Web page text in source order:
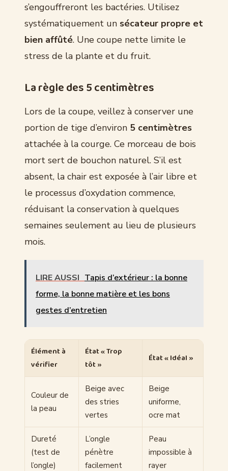
s’engouffreront les bactéries. Utilisez
systématiquement un sécateur propre et
bien affûté. Une coupe nette limite le
stress de la plante et du fruit.
La règle des 5 centimètres
Lors de la coupe, veillez à conserver une
portion de tige d’environ 5 centimètres
attachée à la courge. Ce morceau de bois
mort sert de bouchon naturel. S’il est
absent, la chair est exposée à l’air libre et
le processus d’oxydation commence,
réduisant la conservation à quelques
semaines seulement au lieu de plusieurs
mois.
LIRE AUSSI Tapis d’extérieur : la bonne
forme, la bonne matière et les bons
gestes d’entretien
Élément à
vérifier
État « Trop
tôt »
État « Idéal »
Couleur de
la peau
Beige avec
des stries
vertes
Beige
uniforme,
ocre mat
Dureté
(test de
l’ongle)
L’ongle
pénètre
facilement
Peau
impossible à
rayer